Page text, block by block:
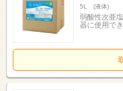
5L (液体)
弱酸性次亜
器に使用で